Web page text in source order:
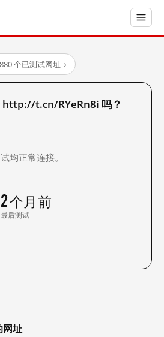
个已测试网址→
http://t.cn/RYeRn8i 吗？
均正常连接。
2 个月前
最后测试
址